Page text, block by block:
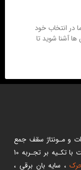
در انتخاب خود
آشنا شوید تا
با واردات و مـونتاژ سقف جمع
شونده و شیشه گیوتینی آغاز نمود. این شـرکت با تکـیه بر تجـربه 10
، سایه بان برقی ،